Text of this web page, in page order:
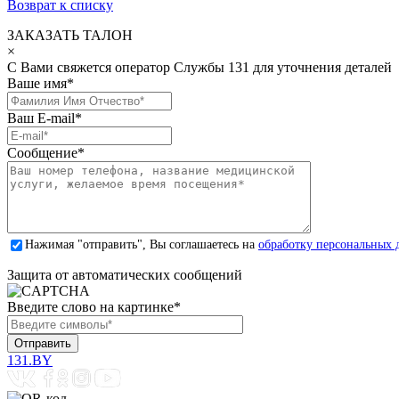
Возврат к списку
ЗАКАЗАТЬ ТАЛОН
×
С Вами свяжется оператор Службы 131 для уточнения деталей
Ваше имя*
Ваш E-mail*
Сообщение*
Нажимая "отправить", Вы соглашаетесь на обработку персональных
Защита от автоматических сообщений
Введите слово на картинке*
131.BY